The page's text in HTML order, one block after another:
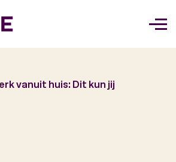
vanuit huis: Dit kun jij